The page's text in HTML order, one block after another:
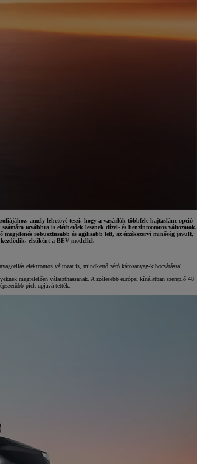
amely lehetővé teszi, hogy a vásárlók többféle hajtáslánc-opció
továbbra is elérhetőek lesznek dízel- és benzinmotoros változatok.
robusztusabb és agilisabb lett, az érzékszervi minőség javult,
elsőként a BEV modellel.
elektromos változat is, mindkettő zéró károsanyag-kibocsátással.
megfelelően választhassanak. A szélesebb európai kínálatban szereplő 48
pick-upjává tették.